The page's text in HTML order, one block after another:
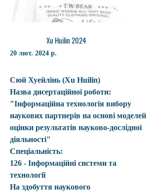
Xu Huilin 2024
20 лют. 2024 р.
Сюй Хуейлінь (Xu Huilin)
Назва дисертаційної роботи:
"Інформаційна технологія вибору
наукових партнерів на основі моделей
оцінки результатів науково-дослідної
діяльності"
Спеціальність:
126 - Інформаційні системи та
технології
На здобуття наукового